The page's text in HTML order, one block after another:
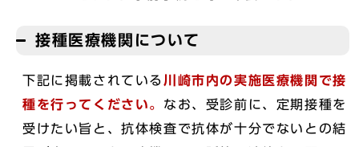
接種医療機関について
下記に掲載されている 川崎市内の実施医療機関で接
種を行ってください。 なお、受診前に、定期接種を
受けたい旨と、抗体検査で抗体が十分でないとの結